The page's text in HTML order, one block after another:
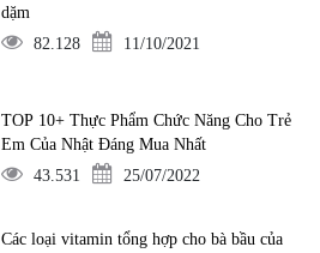
dặm
82.128
11/10/2021
TOP 10+ Thực Phẩm Chức Năng Cho Trẻ
Em Của Nhật Đáng Mua Nhất
43.531
25/07/2022
Các loại vitamin tổng hợp cho bà bầu của